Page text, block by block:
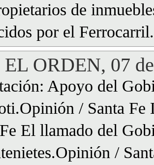
de
por el Ferrocarril.
EL ORDEN, 07
Apoyo del
/ Santa
El llamado del
/